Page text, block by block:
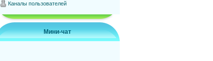
Каналы пользователей
Мини-чат